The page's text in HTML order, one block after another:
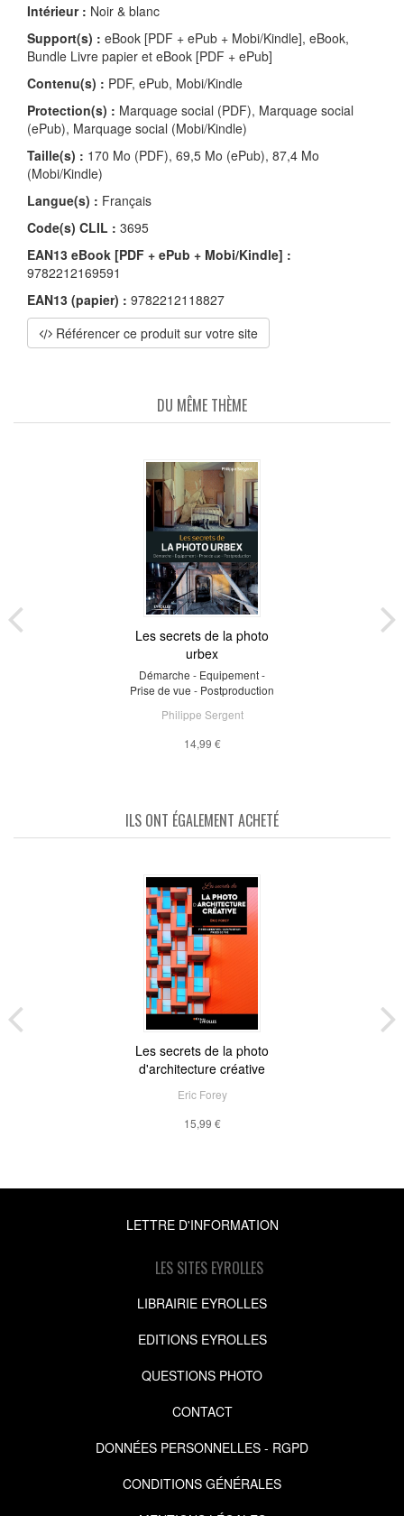
Intérieur : Noir & blanc
Support(s) : eBook [PDF + ePub + Mobi/Kindle], eBook,
Bundle Livre papier et eBook [PDF + ePub]
Contenu(s) : PDF, ePub, Mobi/Kindle
Protection(s) : Marquage social (PDF), Marquage social
(ePub), Marquage social (Mobi/Kindle)
Taille(s) : 170 Mo (PDF), 69,5 Mo (ePub), 87,4 Mo
(Mobi/Kindle)
Langue(s) : Français
Code(s) CLIL : 3695
EAN13 eBook [PDF + ePub + Mobi/Kindle] :
9782212169591
EAN13 (papier) : 9782212118827
Référencer ce produit sur votre site
DU MÊME THÈME
Les secrets de la photo
urbex
Démarche - Equipement -
Prise de vue - Postproduction
Philippe Sergent
14,99 €
ILS ONT ÉGALEMENT ACHETÉ
Les secrets de la photo
d'architecture créative
Eric Forey
15,99 €
LETTRE D'INFORMATION
LES SITES EYROLLES
LIBRAIRIE EYROLLES
EDITIONS EYROLLES
QUESTIONS PHOTO
CONTACT
DONNÉES PERSONNELLES - RGPD
CONDITIONS GÉNÉRALES